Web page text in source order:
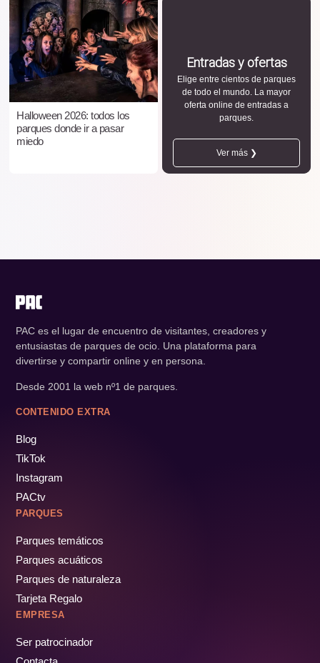
Halloween 2026: todos los
parques donde ir a pasar
miedo
Entradas y ofertas
Elige entre cientos de parques
de todo el mundo. La mayor
oferta online de entradas a
parques.
Ver más ❯
PAC es el lugar de encuentro de visitantes, creadores y
entusiastas de parques de ocio. Una plataforma para
divertirse y compartir online y en persona.
Desde 2001 la web nº1 de parques.
CONTENIDO EXTRA
Blog
TikTok
Instagram
PACtv
PARQUES
Parques temáticos
Parques acuáticos
Parques de naturaleza
Tarjeta Regalo
EMPRESA
Ser patrocinador